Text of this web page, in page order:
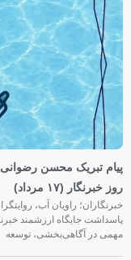
پیام تبریک محسن
روز خبرنگار (۱۷ مرداد)
پاسداشت جایگاه ارزشمند
مهمی در آگاهی‌بخشی، توسعه